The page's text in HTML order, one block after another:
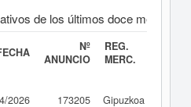
de los últimos doce meses
Nº
ANUNCIO
REG.
MERC.
2026 173205 Gipuzkoa